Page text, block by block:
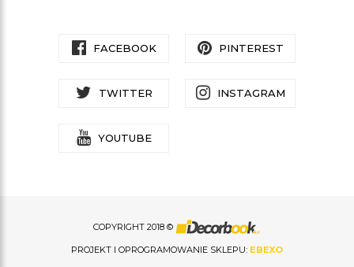
FACEBOOK PINTEREST
TWITTER INSTAGRAM
YOUTUBE
COPYRIGHT 2018 ©
PROJEKT I OPROGRAMOWANIE SKLEPU: EBEXO